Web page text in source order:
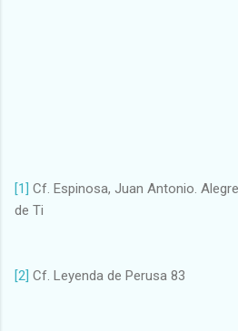
[1] Cf. Espinosa, Juan Antonio.
de Ti
[2] Cf. Leyenda de Perusa 83